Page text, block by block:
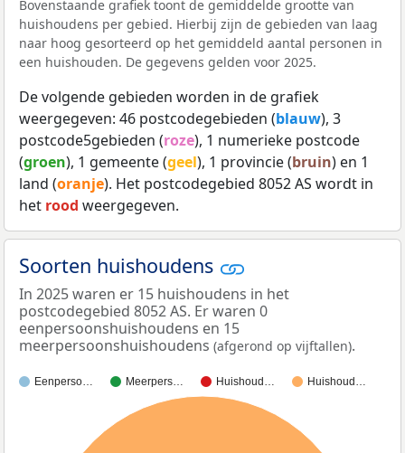
Bovenstaande grafiek toont de gemiddelde grootte van
huishoudens per gebied. Hierbij zijn de gebieden van laag
naar hoog gesorteerd op het gemiddeld aantal personen in
een huishouden. De gegevens gelden voor 2025.
De volgende gebieden worden in de grafiek
weergegeven: 46 postcodegebieden (blauw), 3
postcode5gebieden (roze), 1 numerieke postcode
(groen), 1 gemeente (geel), 1 provincie (bruin) en 1
land (oranje). Het postcodegebied 8052 AS wordt in
het rood weergegeven.
Soorten huishoudens
In 2025 waren er 15 huishoudens in het
postcodegebied 8052 AS. Er waren 0
eenpersoonshuishoudens en 15
meerpersoonshuishoudens (afgerond op vijftallen).
Eenperso… Meerpers… Huishoud… Huishoud…